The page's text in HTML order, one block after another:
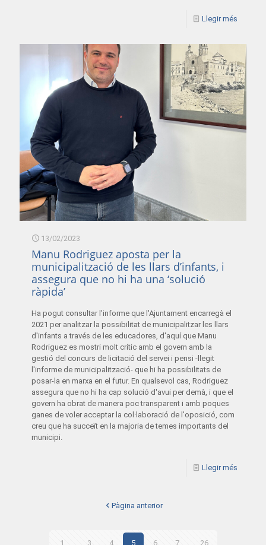
Llegir més
13/02/2023
Manu Rodriguez aposta per la
municipalització de les llars d’infants, i
assegura que no hi ha una ‘solució
ràpida’
Ha pogut consultar l'informe que l'Ajuntament encarregà el
2021 per analitzar la possibilitat de municipalitzar les llars
d'infants a través de les educadores, d'aquí que Manu
Rodriguez es mostri molt crític amb el govern amb la
gestió del concurs de licitació del servei i pensi -llegit
l'informe de municipalització- que hi ha possibilitats de
posar-la en marxa en el futur. En qualsevol cas, Rodriguez
assegura que no hi ha cap solució d'avui per demà, i que el
govern ha obrat de manera poc transparent i amb poques
ganes de voler acceptar la col·laboració de l'oposició, com
creu que ha succeït en la majoria de temes importants del
municipi.
Llegir més
Pàgina anterior
1 3 4 5 6 7 26